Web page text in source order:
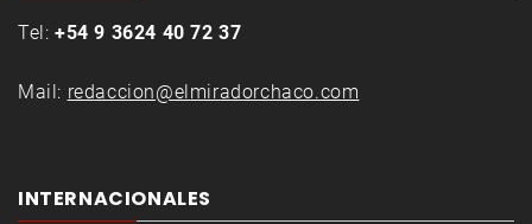
Tel: +54 9 3624 40 72 37
Mail: redaccion@elmiradorchaco.com
INTERNACIONALES